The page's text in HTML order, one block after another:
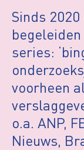
Sinds
series:
voorheen
o.a. ANP,
Nieuws,